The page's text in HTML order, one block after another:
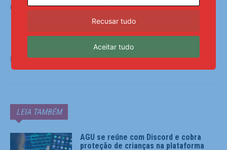
movimenta cerca de R$ 2,5 trilhões por mês.
Fonte:Agência Brasil
LEIA TAMBÉM
AGU se reúne com Discord e cobra
proteção de crianças na plataforma
Recusar tudo
Aceitar tudo